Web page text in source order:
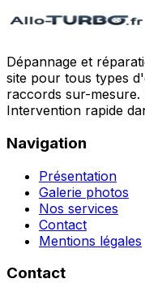
Dépannage et
site pour tous types
raccords sur-mesure.
Intervention rapide
Navigation
Présentation
Galerie photos
Nos services
Contact
Mentions légales
Contact